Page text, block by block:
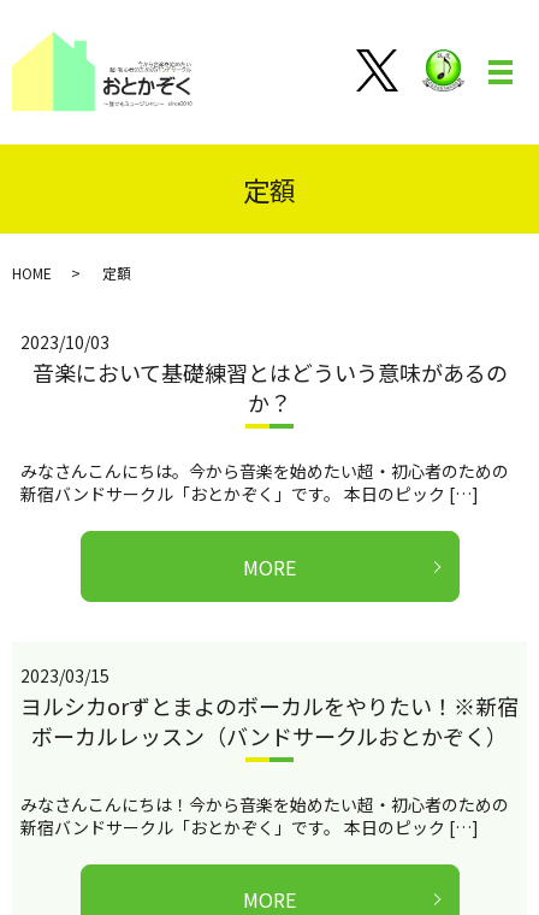
メ
定額
HOME 定額
2023/10/03
音楽において基礎練習とはどういう意味があるの
か？
みなさんこんにちは。今から音楽を始めたい超・初心者のための
新宿バンドサークル「おとかぞく」です。 本日のピック […]
MORE
2023/03/15
ヨルシカorずとまよのボーカルをやりたい！※新宿
ボーカルレッスン（バンドサークルおとかぞく）
みなさんこんにちは！今から音楽を始めたい超・初心者のための
新宿バンドサークル「おとかぞく」です。 本日のピック […]
MORE